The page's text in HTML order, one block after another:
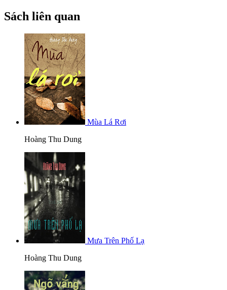
Sách liên quan
Mùa Lá Rơi
Hoàng Thu Dung
Mưa Trên Phố Lạ
Hoàng Thu Dung